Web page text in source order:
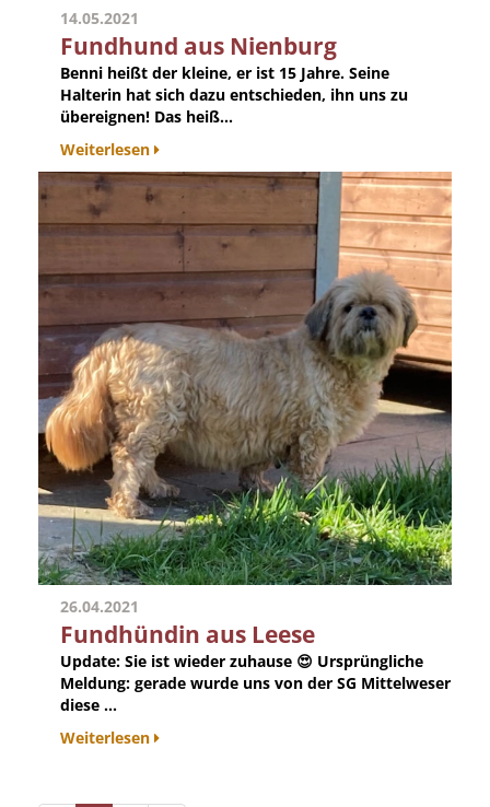
14.05.2021
Fundhund aus Nienburg
Benni heißt der kleine, er ist 15 Jahre. Seine
Halterin hat sich dazu entschieden, ihn uns zu
übereignen! Das heiß...
Weiterlesen
26.04.2021
Fundhündin aus Leese
Update: Sie ist wieder zuhause 😍 Ursprüngliche
Meldung: gerade wurde uns von der SG Mittelweser
diese ...
Weiterlesen